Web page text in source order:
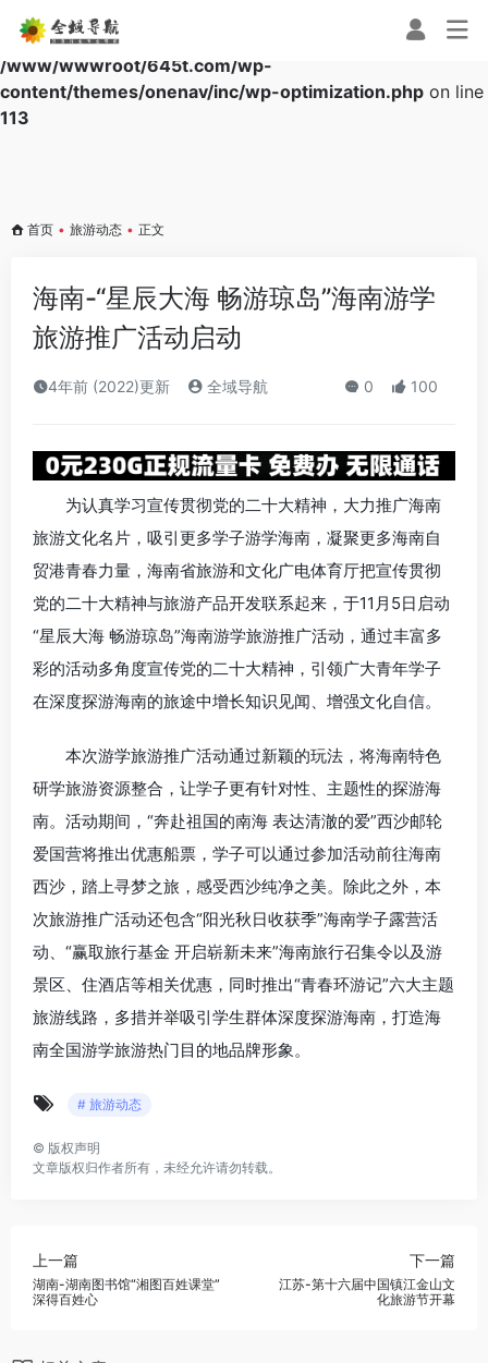
Warning: Array to string conversion in
/www/wwwroot/645t.com/wp-
content/themes/onenav/inc/wp-optimization.php on line
113
首页 • 旅游动态 • 正文
海南-“星辰大海 畅游琼岛”海南游学
旅游推广活动启动
4年前 (2022)更新 全域导航 0 100
为认真学习宣传贯彻党的二十大精神，大力推广海南
旅游文化名片，吸引更多学子游学海南，凝聚更多海南自
贸港青春力量，海南省旅游和文化广电体育厅把宣传贯彻
党的二十大精神与旅游产品开发联系起来，于11月5日启动
“星辰大海 畅游琼岛”海南游学旅游推广活动，通过丰富多
彩的活动多角度宣传党的二十大精神，引领广大青年学子
在深度探游海南的旅途中增长知识见闻、增强文化自信。
本次游学旅游推广活动通过新颖的玩法，将海南特色
研学旅游资源整合，让学子更有针对性、主题性的探游海
南。活动期间，“奔赴祖国的南海 表达清澈的爱”西沙邮轮
爱国营将推出优惠船票，学子可以通过参加活动前往海南
西沙，踏上寻梦之旅，感受西沙纯净之美。除此之外，本
次旅游推广活动还包含“阳光秋日收获季”海南学子露营活
动、“赢取旅行基金 开启崭新未来”海南旅行召集令以及游
景区、住酒店等相关优惠，同时推出“青春环游记”六大主题
旅游线路，多措并举吸引学生群体深度探游海南，打造海
南全国游学旅游热门目的地品牌形象。
# 旅游动态
© 版权声明
文章版权归作者所有，未经允许请勿转载。
上一篇
湖南-湖南图书馆“湘图百姓课堂”
深得百姓心
下一篇
江苏-第十六届中国镇江金山文
化旅游节开幕